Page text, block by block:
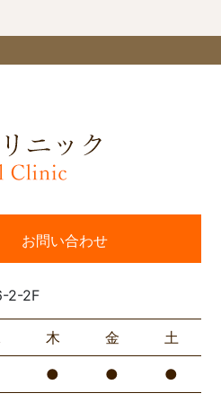
お問い合わせ
2-2F
木 金 土
● ● ●